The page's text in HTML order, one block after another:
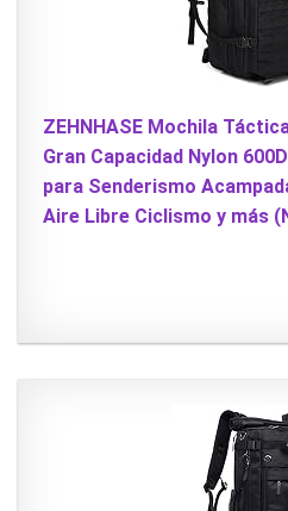
ZEHNHASE Mochila
Gran Capacidad Nylon
para Senderismo
Aire Libre Ciclismo y más